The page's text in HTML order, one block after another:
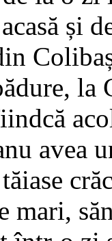
și
la
avea
mari,